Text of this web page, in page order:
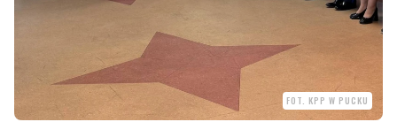
FOT. KPP W PUCKU